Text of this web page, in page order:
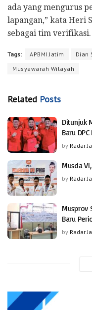
ada yang mengurus
lapangan,” kata Heri
sebagai tim verifikasi.
Tags: APBMI Jatim Dian
Musyawarah Wilayah
Related Posts
Ditunjuk
Baru DPC
by Radar
Musda
by Radar
Musprov
Baru
by Radar